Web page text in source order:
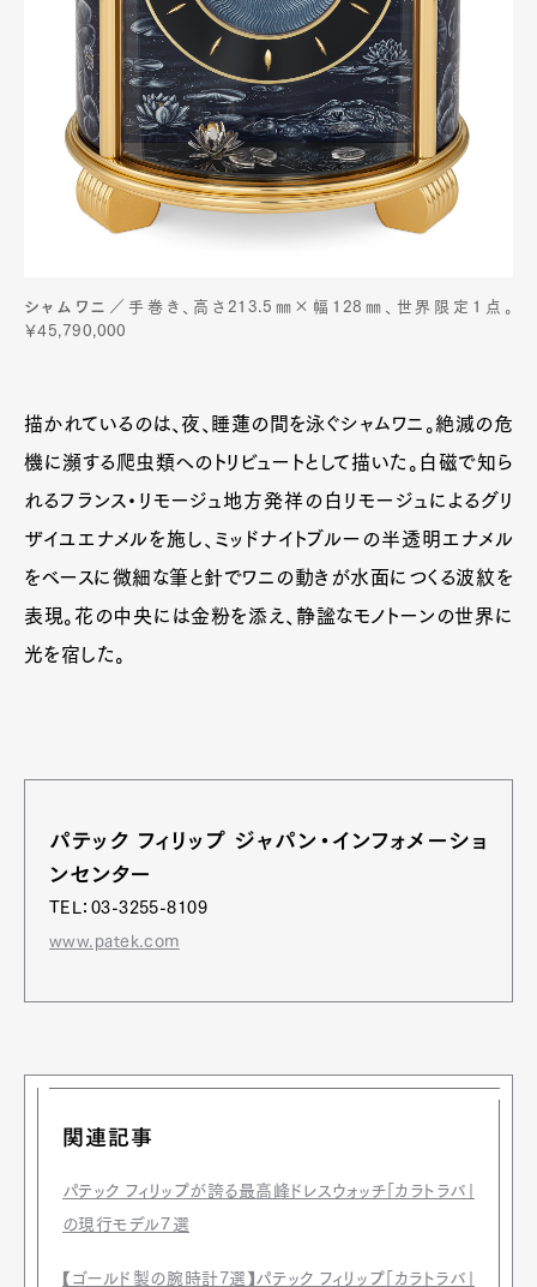
シャムワニ ／手巻き、高さ213.5㎜×幅128㎜、世界限定1点。
￥45,790,000
描かれているのは、夜、睡蓮の間を泳ぐシャムワニ。絶滅の危
機に瀕する爬虫類へのトリビュートとして描いた。白磁で知ら
れるフランス・リモージュ地方発祥の白リモージュによるグリ
ザイユエナメルを施し、ミッドナイトブルーの半透明エナメル
をベースに微細な筆と針でワニの動きが水面につくる波紋を
表現。花の中央には金粉を添え、静謐なモノトーンの世界に
光を宿した。
パテック フィリップ ジャパン・インフォメーショ
ンセンター
TEL：03-3255-8109
www.patek.com
関連記事
パテック フィリップが誇る最高峰ドレスウォッチ「カラトラバ」
の現行モデル７選
【ゴールド製の腕時計7選】パテック フィリップ「カラトラバ」